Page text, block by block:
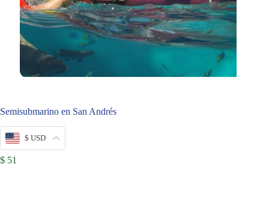
Semisubmarino en San Andrés
$ USD
$ 51